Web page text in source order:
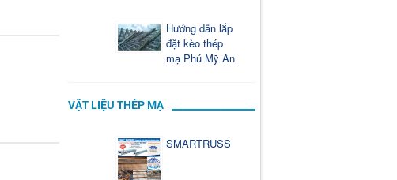
Hướng dẫn lắp
đặt kèo thép
mạ Phú Mỹ An
VẬT LIỆU THÉP MẠ
SMARTRUSS